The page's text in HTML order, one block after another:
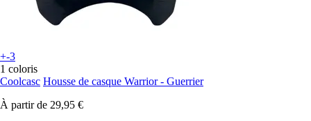
+-3
1 coloris
Coolcasc Housse de casque Warrior - Guerrier
À partir de 29,95 €